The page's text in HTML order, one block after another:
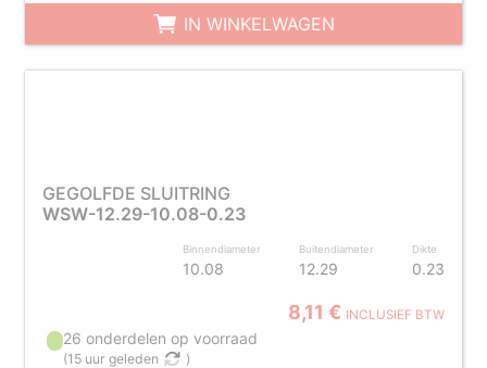
IN WINKELWAGEN
GEGOLFDE SLUITRING
WSW-12.29-10.08-0.23
Binnendiameter
10.08
Buitendiameter
12.29
Dikte
0.23
8,11 € INCLUSIEF BTW
26 onderdelen op voorraad
(15 uur geleden )